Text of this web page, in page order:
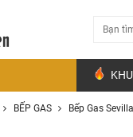
BẾP GAS Bếp Gas Sevilla